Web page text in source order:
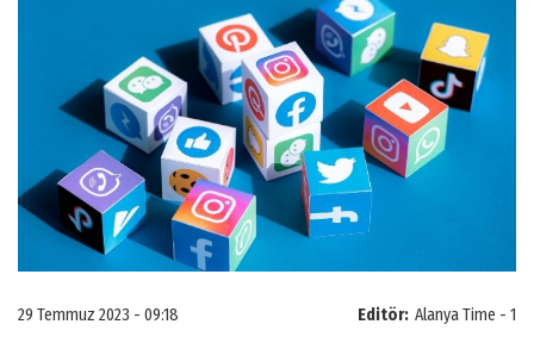
Editör: Alanya Time - 1
29 Temmuz 2023 - 09:18